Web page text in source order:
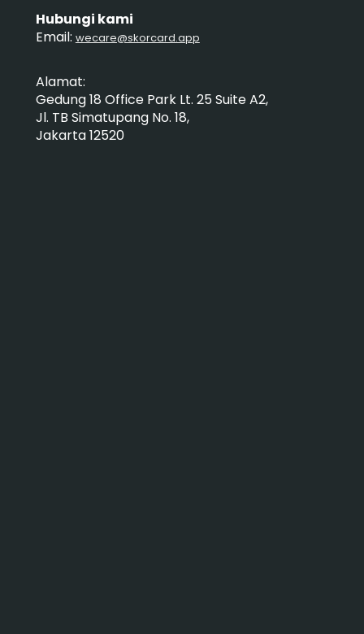
Hubungi kami
Email: wecare@skorcard.app
Alamat:
Gedung 18 Office Park Lt. 25 Suite A2,
Jl. TB Simatupang No. 18,
Jakarta 12520